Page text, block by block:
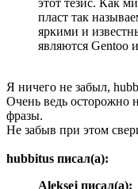
этот тезис. Как
пласт так
яркими и
являются Gentoo
Я ничего не забыл,
Очень ведь осторожно
фразы.
Не забыв при этом
hubbitus писал(а):
Aleksej писал(а):